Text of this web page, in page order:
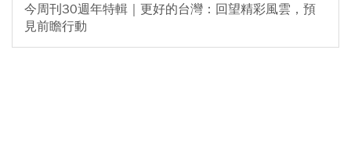
今周刊30週年特輯｜更好的台灣：回望精彩風雲，預
見前瞻行動